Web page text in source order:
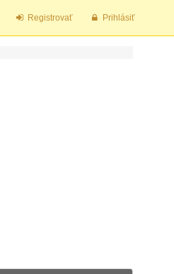
Registrovať Prihlásiť